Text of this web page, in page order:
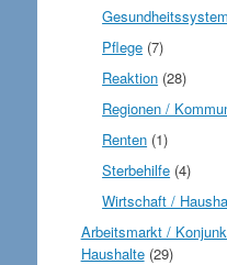
Gesundheitssystem
Pflege (7)
Reaktion (28)
Regionen /
Renten (1)
Sterbehilfe (4)
Wirtschaft /
Arbeitsmarkt /
Haushalte(29)